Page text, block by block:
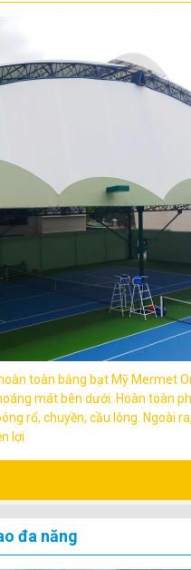
toàn bằng bạt Mỹ Mermet
mát bên dưới. Hoàn toàn
rổ, chuyền, cầu lông. Ngoài
lợi
đa năng